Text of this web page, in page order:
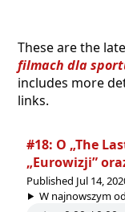
These are the
filmach dla
includes more
links.
#18: O „The
„Eurowizji”
Published Jul 14,
W najnowszym